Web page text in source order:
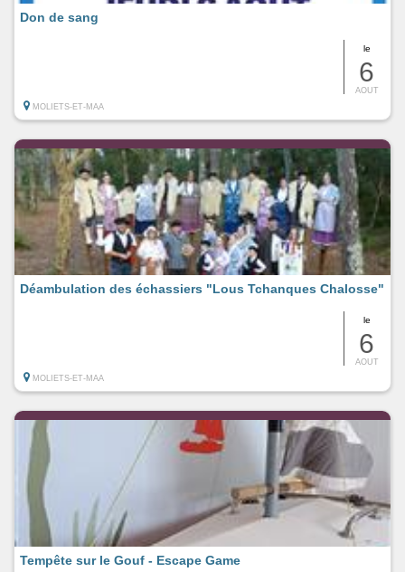
le
6
AOUT
Don de sang
MOLIETS-ET-MAA
le
6
AOUT
Déambulation des échassiers "Lous Tchanques Chalosse"
MOLIETS-ET-MAA
Tempête sur le Gouf - Escape Game